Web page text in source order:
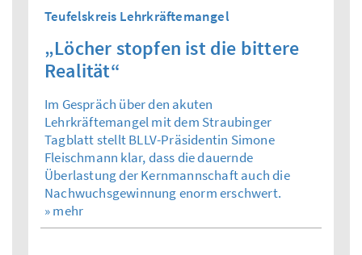
Teufelskreis Lehrkräftemangel
„Löcher stopfen ist die bittere
Realität“
Im Gespräch über den akuten
Lehrkräftemangel mit dem Straubinger
Tagblatt stellt BLLV-Präsidentin Simone
Fleischmann klar, dass die dauernde
Überlastung der Kernmannschaft auch die
Nachwuchsgewinnung enorm erschwert.
» mehr